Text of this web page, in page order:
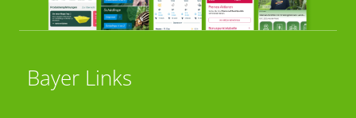
Bayer Links